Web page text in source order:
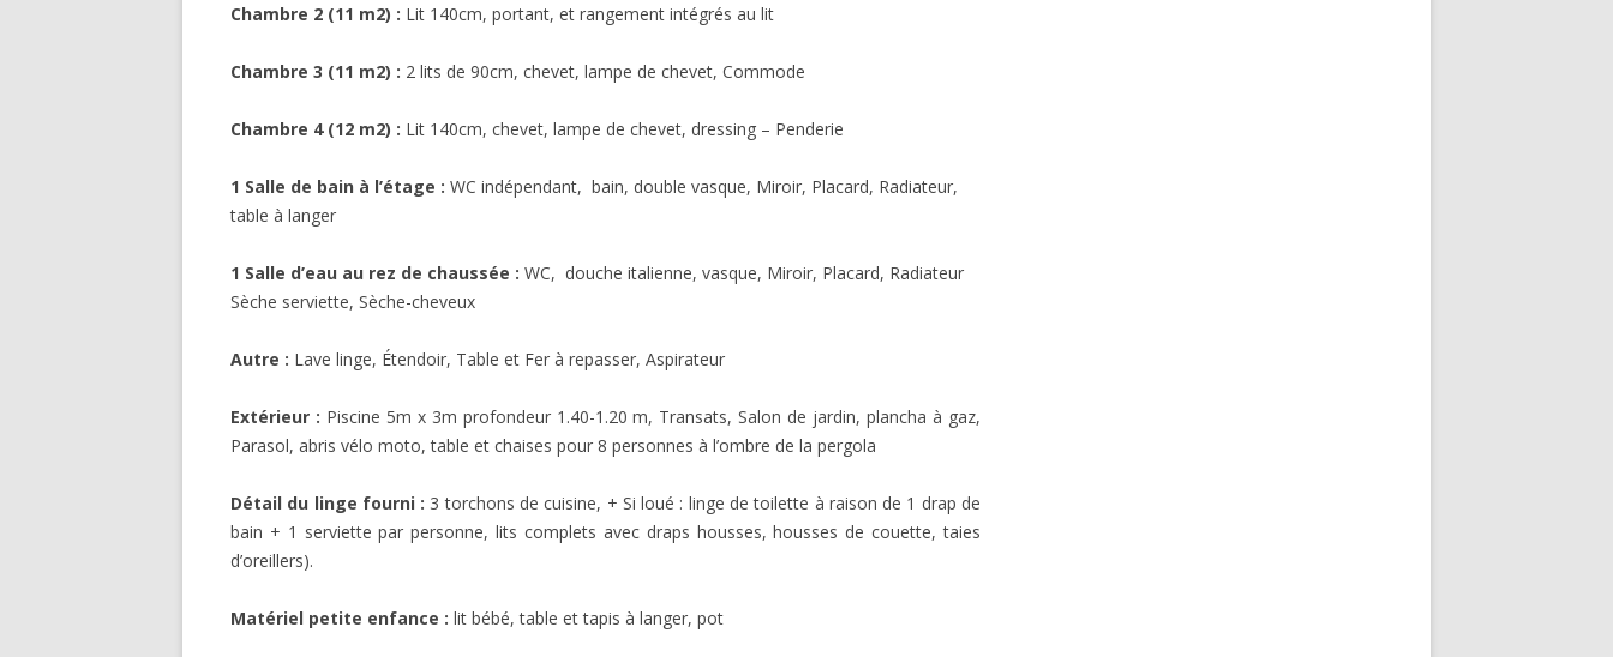
Chambre 2 (11 m2) : Lit 140cm, portant, et rangement intégrés au lit
Chambre 3 (11 m2) : 2 lits de 90cm, chevet, lampe de chevet, Commode
Chambre 4 (12 m2) : Lit 140cm, chevet, lampe de chevet, dressing – Penderie
1 Salle de bain à l’étage : WC indépendant, bain, double vasque, Miroir, Placard, Radiateur,
table à langer
1 Salle d’eau au rez de chaussée : WC, douche italienne, vasque, Miroir, Placard, Radiateur
Sèche serviette, Sèche-cheveux
Autre : Lave linge, Étendoir, Table et Fer à repasser, Aspirateur
Extérieur : Piscine 5m x 3m profondeur 1.40-1.20 m, Transats, Salon de jardin, plancha à gaz,
Parasol, abris vélo moto, table et chaises pour 8 personnes à l’ombre de la pergola
Détail du linge fourni : 3 torchons de cuisine, + Si loué : linge de toilette à raison de 1 drap de
bain + 1 serviette par personne, lits complets avec draps housses, housses de couette, taies
d’oreillers).
Matériel petite enfance : lit bébé, table et tapis à langer, pot